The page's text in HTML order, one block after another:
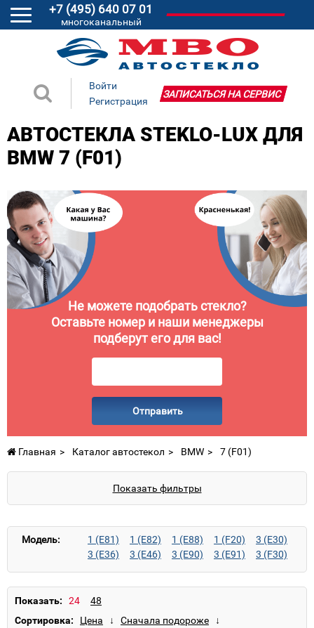
+7 (495) 640 07 01
многоканальный
Войти
Регистрация
ЗАПИСАТЬСЯ НА СЕРВИС
АВТОСТЕКЛА STEKLO-LUX ДЛЯ
BMW 7 (F01)
Не можете подобрать стекло?
Оставьте номер и наши менеджеры
подберут его для вас!
Отправить
Главная Каталог автостекол BMW 7 (F01)
Показать фильтры
Модель: 1 (E81) 1 (E82) 1 (E88) 1 (F20)
3 (E30)
3 (E36)
3 (E46) 3 (E90) 3 (E91)
3 (F30)
7 (F01)
Показать:
Сортировка: